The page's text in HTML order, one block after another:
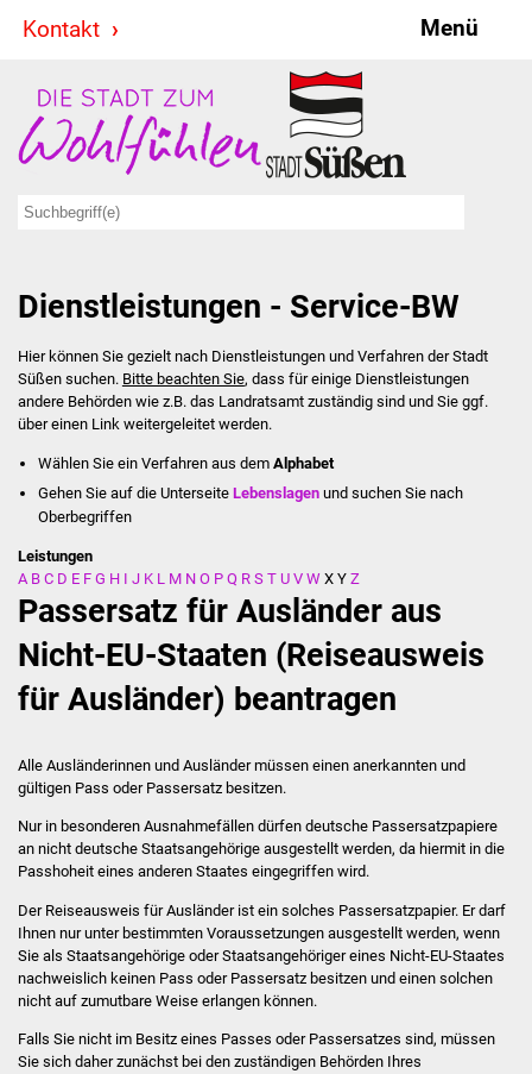
Kontakt Menü
Stadt & Politik
Bürgermeister
Ausschüsse
Ratsinformationssystem
Jugendbeirat
Summerrockfestival
Stadtverwaltung
Ansprechpartner
Behördenwegweiser
Veröffentlichungen
Ortsrecht
FNP / Bebauungspläne
Wahlen
Dienstleistungen - Service-BW
Hier können Sie gezielt nach Dienstleistungen und Verfahren der Stadt
Süßen suchen. Bitte beachten Sie, dass für einige Dienstleistungen
andere Behörden wie z.B. das Landratsamt zuständig sind und Sie ggf.
über einen Link weitergeleitet werden.
Wählen Sie ein Verfahren aus dem Alphabet
Gehen Sie auf die UnterseiteLebenslagen und suchen Sie nach
Oberbegriffen
Leistungen
A B C D E F G H I J K L M N O P Q R S T U V W X Y Z
Passersatz für Ausländer aus
Nicht-EU-Staaten (Reiseausweis
für Ausländer) beantragen
Alle Ausländerinnen und Ausländer müssen einen anerkannten und
gültigen Pass oder Passersatz besitzen.
Nur in besonderen Ausnahmefällen dürfen deutsche Passersatzpapiere
an nicht deutsche Staatsangehörige ausgestellt werden, da hiermit in die
Passhoheit eines anderen Staates eingegriffen wird.
Der Reiseausweis für Ausländer ist ein solches Passersatzpapier. Er darf
Ihnen nur unter bestimmten Voraussetzungen ausgestellt werden, wenn
Sie als Staatsangehörige oder Staatsangehöriger eines Nicht-EU-Staates
nachweislich keinen Pass oder Passersatz besitzen und einen solchen
nicht auf zumutbare Weise erlangen können.
Falls Sie nicht im Besitz eines Passes oder Passersatzes sind, müssen
Sie sich daher zunächst bei den zuständigen Behörden Ihres